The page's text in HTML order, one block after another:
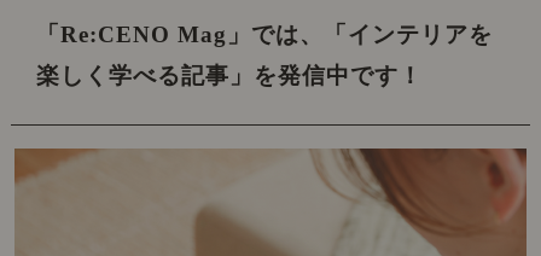
「Re:CENO Mag」では、
「インテリアを
楽しく学べる記事」を発信中です！